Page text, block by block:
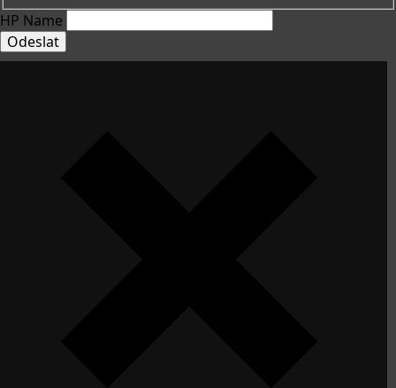
HP Name
Odeslat